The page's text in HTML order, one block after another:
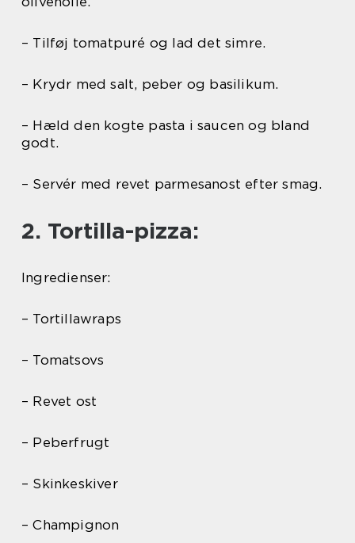
– Tilføj tomatpuré og lad det simre.
– Krydr med salt, peber og basilikum.
– Hæld den kogte pasta i saucen og bland
godt.
– Servér med revet parmesanost efter smag.
2. Tortilla-pizza:
Ingredienser:
– Tortillawraps
– Tomatsovs
– Revet ost
– Peberfrugt
– Skinkeskiver
– Champignon